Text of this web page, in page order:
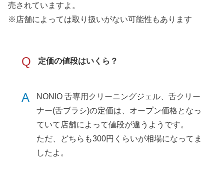
売されていますよ。
※店舗によっては取り扱いがない可能性もあります
Q 定価の値段はいくら？
A
NONIO 舌専用クリーニングジェル、舌クリー
ナー(舌ブラシ)の定価は、オープン価格となっ
ていて店舗によって値段が違うようです。
ただ、どちらも300円くらいが相場になってま
したよ。